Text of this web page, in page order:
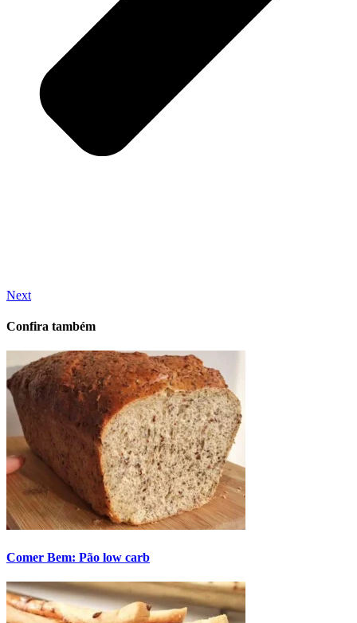
Next
Confira também
Comer Bem: Pão low carb